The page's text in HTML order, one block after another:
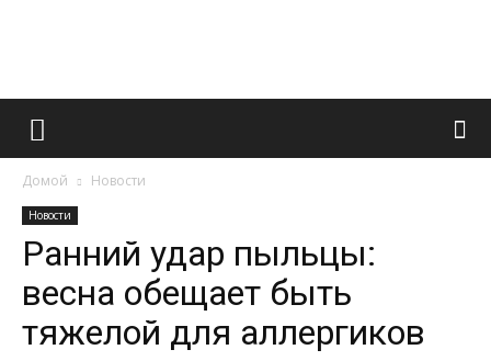
Французский
и
Домой Новости
Новости
Ранний удар пыльцы:
весна обещает быть
тяжелой для аллергиков